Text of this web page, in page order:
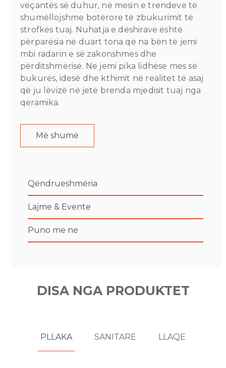
veçantës së duhur, në mesin e trendeve të
shumëllojshme botërore të zbukurimit të
strofkës tuaj. Nuhatja e dëshirave është
përparësia në duart tona që na bën të jemi
mbi radarin e së zakonshmes dhe
përditshmërisë. Ne jemi pika lidhëse mes së
bukurës, idesë dhe kthimit në realitet të asaj
që ju lëvizë në jetë brenda mjedisit tuaj nga
qeramika.
Më shumë
Qëndrueshmëria
Lajme & Evente
Puno me ne
DISA NGA PRODUKTET
PLLAKA SANITARE LLAQE